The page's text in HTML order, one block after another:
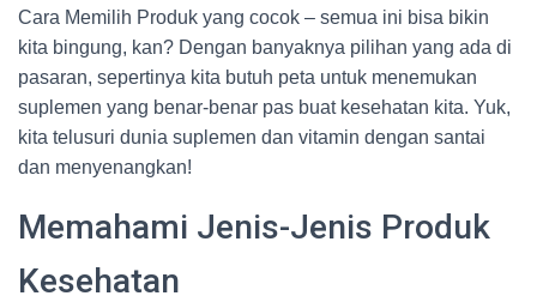
Cara Memilih Produk yang cocok – semua ini bisa bikin
kita bingung, kan? Dengan banyaknya pilihan yang ada di
pasaran, sepertinya kita butuh peta untuk menemukan
suplemen yang benar-benar pas buat kesehatan kita. Yuk,
kita telusuri dunia suplemen dan vitamin dengan santai
dan menyenangkan!
Memahami Jenis-Jenis Produk
Kesehatan